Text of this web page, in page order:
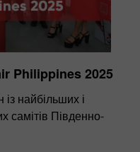
Philippines 2025
найбільших і
самітів Південно-